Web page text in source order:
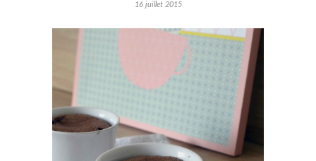
16 juillet 2015